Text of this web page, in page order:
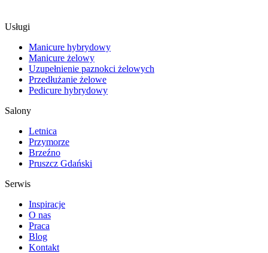
Usługi
Manicure hybrydowy
Manicure żelowy
Uzupełnienie paznokci żelowych
Przedłużanie żelowe
Pedicure hybrydowy
Salony
Letnica
Przymorze
Brzeźno
Pruszcz Gdański
Serwis
Inspiracje
O nas
Praca
Blog
Kontakt